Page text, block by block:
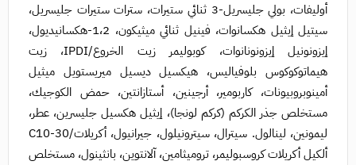
أوليفات، بولي جليسريل-3 ثنائي ستيرات، سترات ستيرات جليسريل،
سيتيل إيثيل هكسانوات، فينيل ثنائي ميثيكون، 1،2-هكسانيديول،
إيزونونيل إيزونونانوات، كوبوليمر زيت الخروع/IPDI، زيت
هيماتوكوكوس بلوفياليس، هيكسيل ديسيل ميريستويل ميثيل
أمينوبروبيونات، كاربومير، أرجينين، أستازانتين، حمض الكوجيك،
مستخلص جذر الكركم (كركم لونجا)، إيثيل هكسيل جليسرين، عطر،
ليمونين، لينالول. سيترال، سيترونيلول، جيرانيول، أكريلات/C10-30
ألكيل أكريلات كروسبوليمر، تروميثامين، آلانتوين، بانثينول، مستخلص